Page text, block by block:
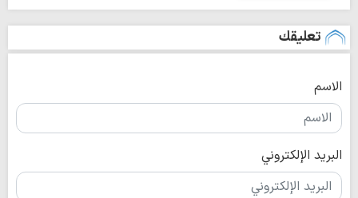
تعليقك
الاسم
البريد الإلكتروني